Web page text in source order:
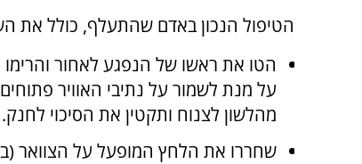
הטיפול הנכון באדם שהתעלף, כולל את
הטו את ראשו של הנפגע לאחור
על מנת לשמור על נתיבי האוויר
מהלשון לצנוח ותקטין את הסיכוי לחנק.
שחררו את הלחץ המופעל על הצוואר